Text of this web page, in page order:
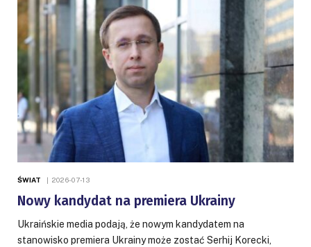
ŚWIAT 2026-07-13
Nowy kandydat na premiera Ukrainy
Ukraińskie media podają, że nowym kandydatem na
stanowisko premiera Ukrainy może zostać Serhij Korecki,